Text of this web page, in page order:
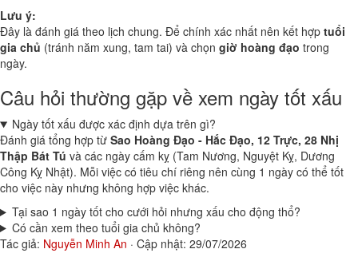
Lưu ý:
Đây là đánh giá theo lịch chung. Để chính xác nhất nên kết hợp tuổi
gia chủ (tránh năm xung, tam tai) và chọn giờ hoàng đạo trong
ngày.
Câu hỏi thường gặp về xem ngày tốt xấu
Ngày tốt xấu được xác định dựa trên gì?
Đánh giá tổng hợp từ Sao Hoàng Đạo - Hắc Đạo, 12 Trực, 28 Nhị
Thập Bát Tú và các ngày cấm kỵ (Tam Nương, Nguyệt Kỵ, Dương
Công Kỵ Nhật). Mỗi việc có tiêu chí riêng nên cùng 1 ngày có thể tốt
cho việc này nhưng không hợp việc khác.
Tại sao 1 ngày tốt cho cưới hỏi nhưng xấu cho động thổ?
Có cần xem theo tuổi gia chủ không?
Tác giả: Nguyễn Minh An · Cập nhật: 29/07/2026